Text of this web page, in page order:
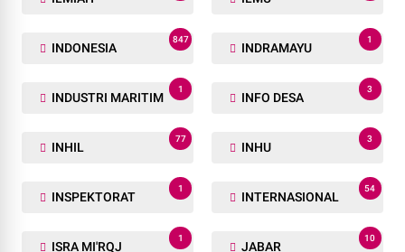
INDONESIA
847
INDRAMAYU
1
INDUSTRI MARITIM
1
INFO DESA
3
INHIL
77
INHU
3
INSPEKTORAT
1
INTERNASIONAL
54
ISRA MI'RQJ
1
JABAR
10